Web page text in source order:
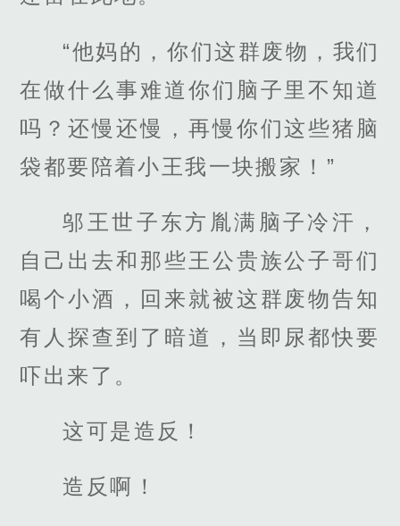
“他妈的，你们这群废物，我们
在做什么事难道你们脑子里不知道
吗？还慢还慢，再慢你们这些猪脑
袋都要陪着小王我一块搬家！”
邬王世子东方胤满脑子冷汗，
自己出去和那些王公贵族公子哥们
喝个小酒，回来就被这群废物告知
有人探查到了暗道，当即尿都快要
吓出来了。
这可是造反！
造反啊！